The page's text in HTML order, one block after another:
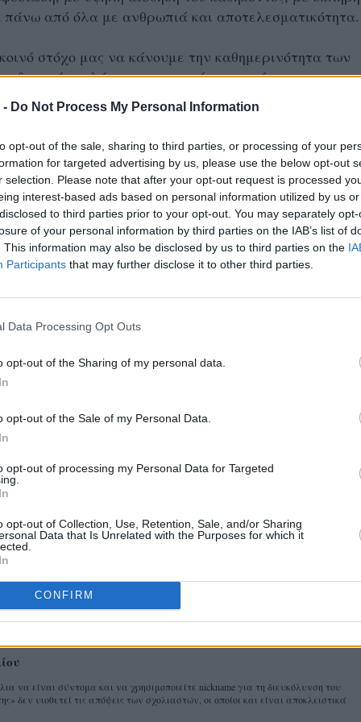
- Do Not Process My Personal Information
opt-out of the sale, sharing to third parties, or processing of your
for targeted advertising by us, please use the below opt-out
selection. Please note that after your opt-out request is processed
interest-based ads based on personal information utilized by us
to third parties prior to your opt-out. You may separately
of your personal information by third parties on the IAB’s list of
This information may also be disclosed by us to third parties on the
Participants that may further disclose it to other third parties.
Data Processing Opt Outs
opt-out of the Sharing of my personal data.
opt-out of the Sale of my Personal Data.
opt-out of processing my Personal Data for Targeted
opt-out of Collection, Use, Retention, Sale, and/or Sharing
Data that Is Unrelated with the Purposes for which it
CONFIRM
πάνω από όλα με ανθρωπιά και
στόχο μας να κάνουμε την καθημερινότητα των
διαρκώς καλύτερη και να πάμε τον τόπο μας
εκτός από μια πολύτιμη συνεργάτης μου όλα αυτά τα
προσφοράς και αλληλεγγύης, παράδειγμα
μοναδική φίλη, που αφήνει το δικό της αποτύπωμα
την Κεντρική Μακεδονία.
της θα συνεχίσει ο Κώστας Γιουτίκας, επίσης
όλα αυτά τα χρόνια στη διοίκηση της Περιφέρειας
Ο Κώστας έχει αποδείξει την αξία του στους
που του ανατέθηκαν από την πρώτη μέρα που
κι ευαίσθητο τομέα της Ανάπτυξης και του
δυο από τις βασικές προτεραιότητες του σχεδίου
την Κεντρική Μακεδονία.
όραμα, με δουλειά, με συνέπεια και
2030, μια Περιφέρεια στην οποία αξίζει να ζεις και
επισήμανε ο κ. Τζιτζικώστας, στην τελετή παράδοσης -
Ανάπτυξης και Περιβάλλοντος ορίστηκε
ο Αντιπεριφερειάρχης Χωρικού
Αβραμίδης.
να είναι σύντομα και να χρησιμοποιείτε nickname για τη διευκόλυνση του
δεν υιοθετεί τις απόψεις των σχολιαστών, οι οποίοι και είναι αποκλειστικά